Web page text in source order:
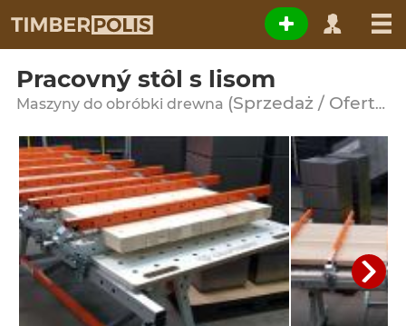
Pracovný stôl s lisom
Maszyny do obróbki drewna (Sprzedaż / Oferta)